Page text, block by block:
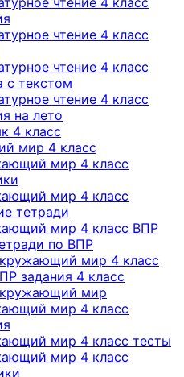
чтение 4 класс
чтение 4 класс
с текстом
чтение 4 класс
на лето
4 класс
мир 4 класс
мир 4 класс
мир 4 класс
тетради
мир 4 класс ВПР
по ВПР
мир 4 класс
задания 4 класс
мир
мир 4 класс
мир 4 класс тесты
мир 4 класс